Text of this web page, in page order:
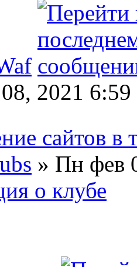
2021 6:59
сайтов в
» Пн фев
о клубе